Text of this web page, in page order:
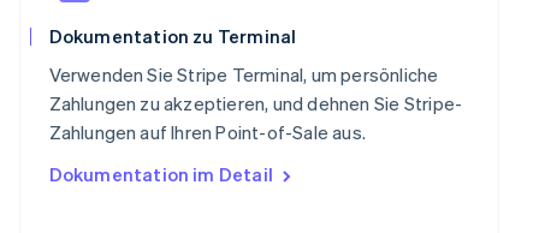
Dokumentation zu Terminal
Verwenden Sie Stripe Terminal, um persönliche
Zahlungen zu akzeptieren, und dehnen Sie Stripe-
Zahlungen auf Ihren Point-of-Sale aus.
Dokumentation im Detail
EspañolEnglish
ไทยEnglish
Tschechische Republik
English
English